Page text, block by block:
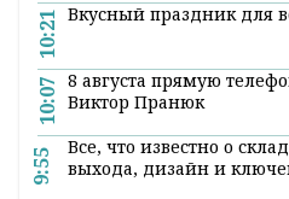
10:21 Вкусный праздник для
10:07 8 августа прямую
Виктор Пранюк
9:55
Все, что известно о
выхода, дизайн и